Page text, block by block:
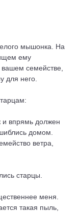
мышонка. На
ему
семействе,
для него.
впрямь должен
домом.
ветра,
старцы.
меня.
такая пыль,